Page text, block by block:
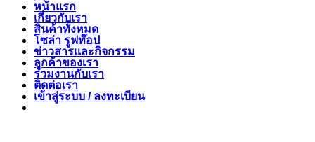
หน้าแรก
เกี่ยวกับเรา
สินค้าทั้งหมด
โซล่า รูฟท๊อป
ข่าวสารและกิจกรรม
ลูกค้าของเรา
ร่วมงานกับเรา
ติดต่อเรา
เข้าสู่ระบบ / ลงทะเบียน